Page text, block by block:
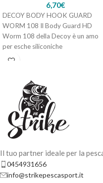
DECOY
6,90 €
6,70€
DECOY BODY HOOK GUARD
WORM 108 Il Body Guard HD
Worm 108 della Decoy è un amo
per esche siliconiche
Il tuo partner ideale per la
0454931656
info@strikepescasport.it